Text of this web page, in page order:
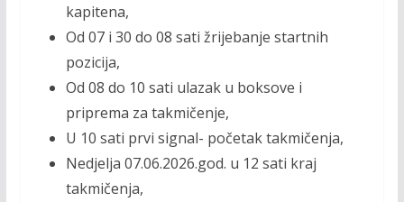
kapitena,
Od 07 i 30 do 08 sati žrijebanje startnih
pozicija,
Od 08 do 10 sati ulazak u boksove i
priprema za takmičenje,
U 10 sati prvi signal- početak takmičenja,
Nedjelja 07.06.2026.god. u 12 sati kraj
takmičenja,